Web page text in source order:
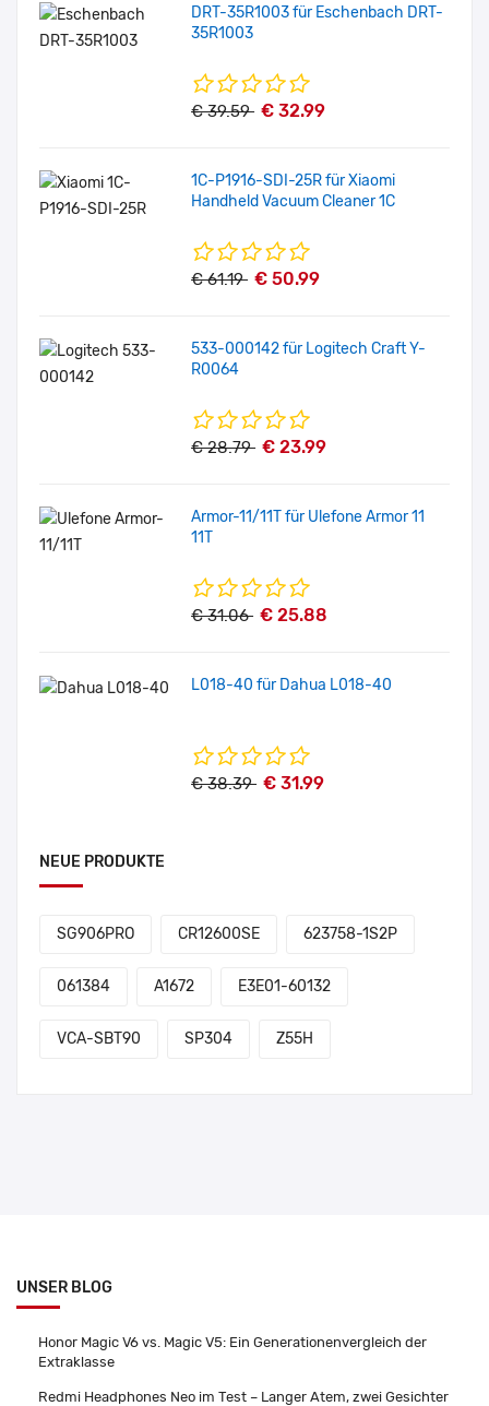
DRT-35R1003 für Eschenbach DRT-
35R1003
€ 39.59 € 32.99
1C-P1916-SDI-25R für Xiaomi
Handheld Vacuum Cleaner 1C
€ 61.19 € 50.99
533-000142 für Logitech Craft Y-
R0064
€ 28.79 € 23.99
Armor-11/11T für Ulefone Armor 11
11T
€ 31.06 € 25.88
L018-40 für Dahua L018-40
€ 38.39 € 31.99
NEUE PRODUKTE
SG906PRO CR12600SE 623758-1S2P
061384 A1672 E3E01-60132
VCA-SBT90 SP304 Z55H
UNSER BLOG
Honor Magic V6 vs. Magic V5: Ein Generationenvergleich der
Extraklasse
Redmi Headphones Neo im Test – Langer Atem, zwei Gesichter